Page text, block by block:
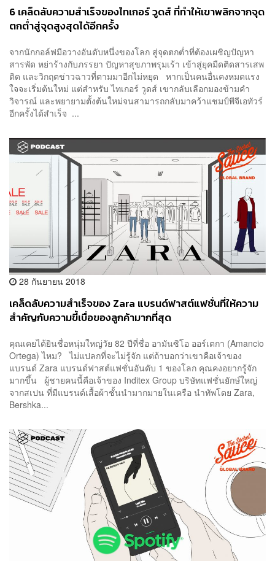
6 เคล็ดลับความสำเร็จของไทเกอร์ วูดส์ ที่ทำให้เขาพลิกจากจุด
ตกต่ำสู่จุดสูงสุดได้อีกครั้ง
จากนักกอล์ฟมือวางอันดับหนึ่งของโลก สู่จุดตกต่ำที่ต้องเผชิญปัญหา
สารพัด หย่าร้างกับภรรยา ปัญหาสุขภาพรุมเร้า เข้าสู่ยุคมืดติดสารเสพ
ติด และวิกฤตข่าวฉาวที่ตามมาอีกไม่หยุด หากเป็นคนอื่นคงหมดแรง
ใจจะเริ่มต้นใหม่ แต่สำหรับ ไทเกอร์ วูดส์ เขากลับเลือกมองข้ามคำ
วิจารณ์ และพยายามตั้งต้นใหม่จนสามารถกลับมาคว้าแชมป์พีจีเอทัวร์
อีกครั้งได้สำเร็จ ...
28 กันยายน 2018
เคล็ดลับความสำเร็จของ Zara แบรนด์ฟาสต์แฟชั่นที่ให้ความ
สำคัญกับความขี้เบื่อของลูกค้ามากที่สุด
คุณเคยได้ยินชื่อหนุ่มใหญ่วัย 82 ปีที่ชื่อ อามันซิโอ ออร์เตกา (Amancio
Ortega) ไหม? ไม่แปลกที่จะไม่รู้จัก แต่ถ้าบอกว่าเขาคือเจ้าของ
แบรนด์ Zara แบรนด์ฟาสต์แฟชั่นอันดับ 1 ของโลก คุณคงอยากรู้จัก
มากขึ้น ผู้ชายคนนี้คือเจ้าของ Inditex Group บริษัทแฟชั่นยักษ์ใหญ่
จากสเปน ที่มีแบรนด์เสื้อผ้าชั้นนำมากมายในเครือ นำทัพโดย Zara,
Bershka...